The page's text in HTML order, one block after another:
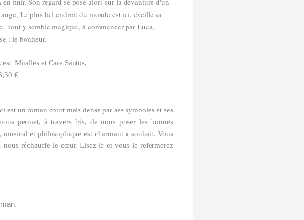
Le plus bel endroit du monde est ici, éveille sa
Tout y semble magique, à commencer par Luca,
: le bonheur.
Miralles et Care Santos,
€
est un roman court mais dense par ses symboles et ses
permet, à travers Iris, de nous poser les bonnes
et philosophique est charmant à souhait. Vous
réchauffe le cœur. Lisez-le et vous le refermerez